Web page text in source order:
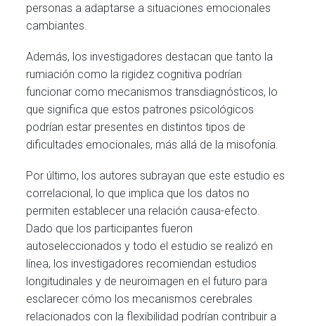
personas a adaptarse a situaciones emocionales
cambiantes.
Además, los investigadores destacan que tanto la
rumiación como la rigidez cognitiva podrían
funcionar como mecanismos transdiagnósticos, lo
que significa que estos patrones psicológicos
podrían estar presentes en distintos tipos de
dificultades emocionales, más allá de la misofonía.
Por último, los autores subrayan que este estudio es
correlacional, lo que implica que los datos no
permiten establecer una relación causa-efecto.
Dado que los participantes fueron
autoseleccionados y todo el estudio se realizó en
línea, los investigadores recomiendan estudios
longitudinales y de neuroimagen en el futuro para
esclarecer cómo los mecanismos cerebrales
relacionados con la flexibilidad podrían contribuir a